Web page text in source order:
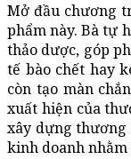
Mở đầu chương
phẩm này. Bà tự
thảo dược, góp
tế bào chết hay
còn tạo màn
xuất hiện của
xây dựng thương
kinh doanh